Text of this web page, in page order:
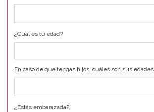
¿Cuál es tu edad?
En caso de que tengas hijos, cuáles son sus edades
¿Estás embarazada?